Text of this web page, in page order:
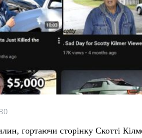
гортаючи сторінку Скотті